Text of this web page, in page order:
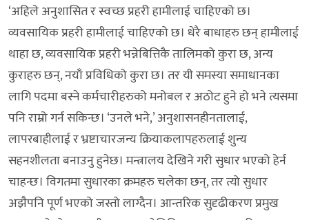
‘अहिले अनुशासित र स्वच्छ प्रहरी हामीलाई चाहिएको छ।
व्यवसायिक प्रहरी हामीलाई चाहिएको छ। धेरै बाधाहरु छन् हामीलाई
थाहा छ, व्यवसायिक प्रहरी भन्नेबित्तिकै तालिमको कुरा छ, अन्य
कुराहरु छन्, नयाँ प्रविधिको कुरा छ। तर यी समस्या समाधानका
लागि पदमा बस्ने कर्मचारीहरुको मनोबल र अठोट हुने हो भने त्यसमा
पनि राम्रो गर्न सकिन्छ। ‘उनले भने,’ अनुशासनहीनतालाई,
लापरबाहीलाई र भ्रष्टाचारजन्य क्रियाकलापहरुलाई शुन्य
सहनशीलता बनाउनु हुनेछ। मन्त्रालय देखिने गरी सुधार भएको हेर्न
चाहन्छ। विगतमा सुधारका क्रमहरु चलेका छन्, तर त्यो सुधार
अझैपनि पूर्ण भएको जस्तो लाग्दैन। आन्तरिक सुदृढीकरण प्रमुख